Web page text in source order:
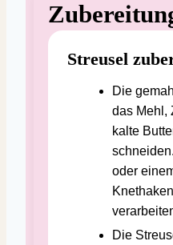
Streusel
Die
das Mehl,
kalte
oder
Die